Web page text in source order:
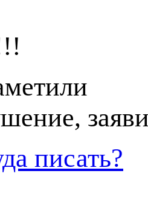
писать?